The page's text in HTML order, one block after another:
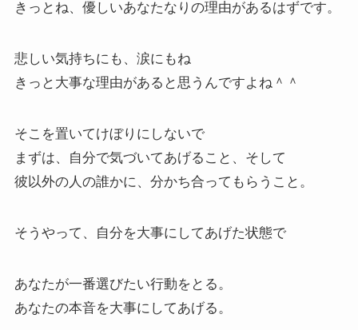
きっとね、優しいあなたなりの理由があるはずです。
悲しい気持ちにも、涙にもね
きっと大事な理由があると思うんですよね＾＾
そこを置いてけぼりにしないで
まずは、自分で気づいてあげること、そして
彼以外の人の誰かに、分かち合ってもらうこと。
そうやって、自分を大事にしてあげた状態で
あなたが一番選びたい行動をとる。
あなたの本音を大事にしてあげる。